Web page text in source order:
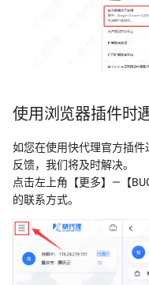
使用浏览器插件时
如您在使用快代理官方插
反馈，我们将及时解决。
点击左上角【更多】—【
的联系方式。